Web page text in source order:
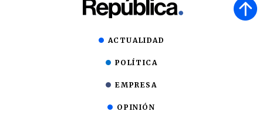
ACTUALIDAD
POLÍTICA
EMPRESA
OPINIÓN